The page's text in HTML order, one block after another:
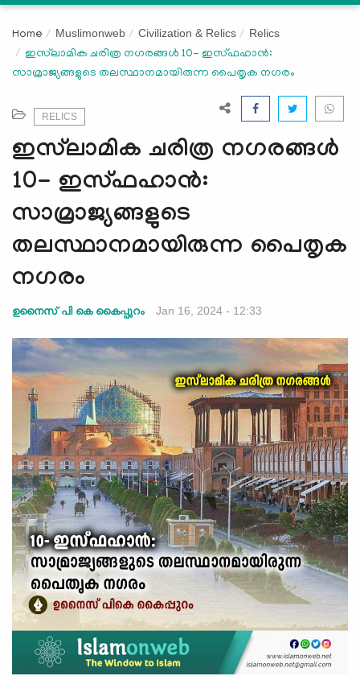
g
l
e
v
i
g
t
o
n
Home Muslimonweb Civilization & Relics Relics
ഇസ്‍ലാമിക ചരിത്ര നഗരങ്ങള്‍ 10- ഇസ്ഫഹാന്‍:
സാമ്രാജ്യങ്ങളുടെ തലസ്ഥാനമായിരുന്ന പൈതൃക നഗരം
RELICS
ഇസ്‍ലാമിക ചരിത്ര നഗരങ്ങള്‍
10- ഇസ്ഫഹാന്‍:
സാമ്രാജ്യങ്ങളുടെ
തലസ്ഥാനമായിരുന്ന പൈതൃക
നഗരം
ഉനൈസ് പി കെ കൈപ്പുറം Jan 16, 2024 - 12:33